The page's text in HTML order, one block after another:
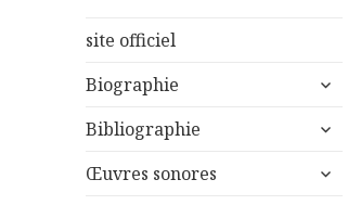
site officiel
Biographie
ouvrir
sous-
Bibliographie
ouvrir
sous-
Œuvres sonores
ouvrir